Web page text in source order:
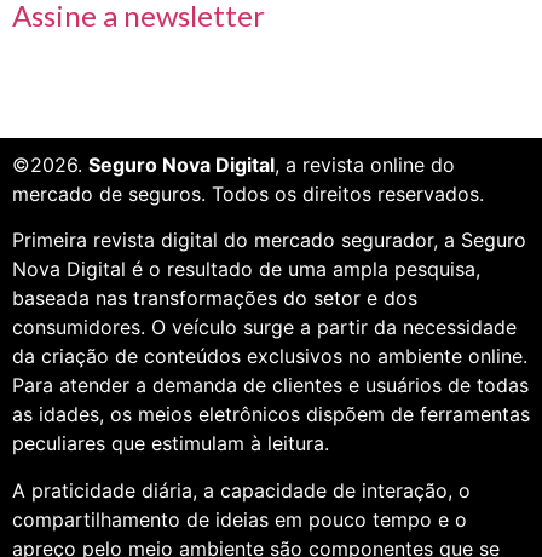
Assine a newsletter
©2026. Seguro Nova Digital, a revista online do
mercado de seguros. Todos os direitos reservados.
Primeira revista digital do mercado segurador, a Seguro
Nova Digital é o resultado de uma ampla pesquisa,
baseada nas transformações do setor e dos
consumidores. O veículo surge a partir da necessidade
da criação de conteúdos exclusivos no ambiente online.
Para atender a demanda de clientes e usuários de todas
as idades, os meios eletrônicos dispõem de ferramentas
peculiares que estimulam à leitura.
A praticidade diária, a capacidade de interação, o
compartilhamento de ideias em pouco tempo e o
apreço pelo meio ambiente são componentes que se